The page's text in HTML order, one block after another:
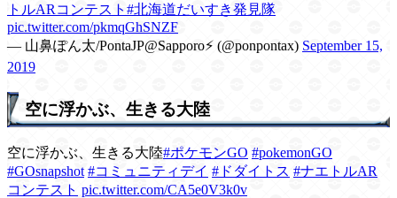
トルARコンテスト #北海道だいすき発見隊
pic.twitter.com/pkmqGhSNZF
— 山鼻ぽん太/PontaJP@Sapporo⚡️ (@ponpontax) September 15,
2019
空に浮かぶ、生きる大陸
空に浮かぶ、生きる大陸#ポケモンGO #pokemonGO
#GOsnapshot #コミュニティデイ #ドダイトス #ナエトルAR
コンテスト pic.twitter.com/CA5e0V3k0v